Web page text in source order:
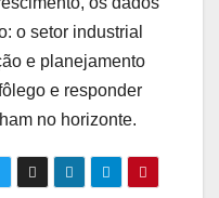
o setor industrial
e planejamento
e responder
no horizonte.